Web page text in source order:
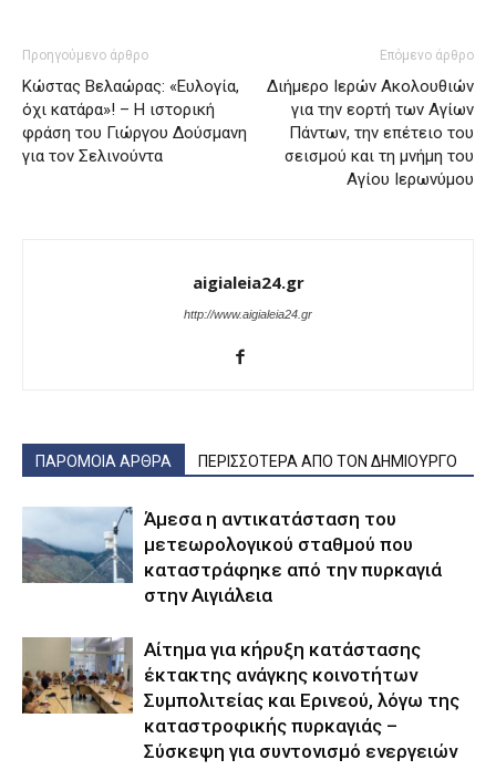
Προηγούμενο άρθρο
Κώστας Βελαώρας: «Ευλογία,
όχι κατάρα»! – Η ιστορική
φράση του Γιώργου Δούσμανη
για τον Σελινούντα
Επόμενο άρθρο
Διήμερο Ιερών Ακολουθιών
για την εορτή των Αγίων
Πάντων, την επέτειο του
σεισμού και τη μνήμη του
Αγίου Ιερωνύμου
aigialeia24.gr
http://www.aigialeia24.gr
ΠΑΡΟΜΟΙΑ ΑΡΘΡΑ ΠΕΡΙΣΣΟΤΕΡΑ ΑΠΟ ΤΟΝ ΔΗΜΙΟΥΡΓΟ
Άμεσα η αντικατάσταση του
μετεωρολογικού σταθμού που
καταστράφηκε από την πυρκαγιά
στην Αιγιάλεια
Αίτημα για κήρυξη κατάστασης
έκτακτης ανάγκης κοινοτήτων
Συμπολιτείας και Ερινεού, λόγω της
καταστροφικής πυρκαγιάς –
Σύσκεψη για συντονισμό ενεργειών